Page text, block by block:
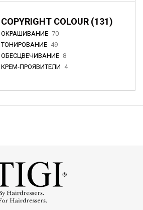
COPYRIGHT COLOUR (131)
ОКРАШИВАНИЕ 70
ТОНИРОВАНИЕ 49
ОБЕСЦВЕЧИВАНИЕ 8
КРЕМ-ПРОЯВИТЕЛИ 4